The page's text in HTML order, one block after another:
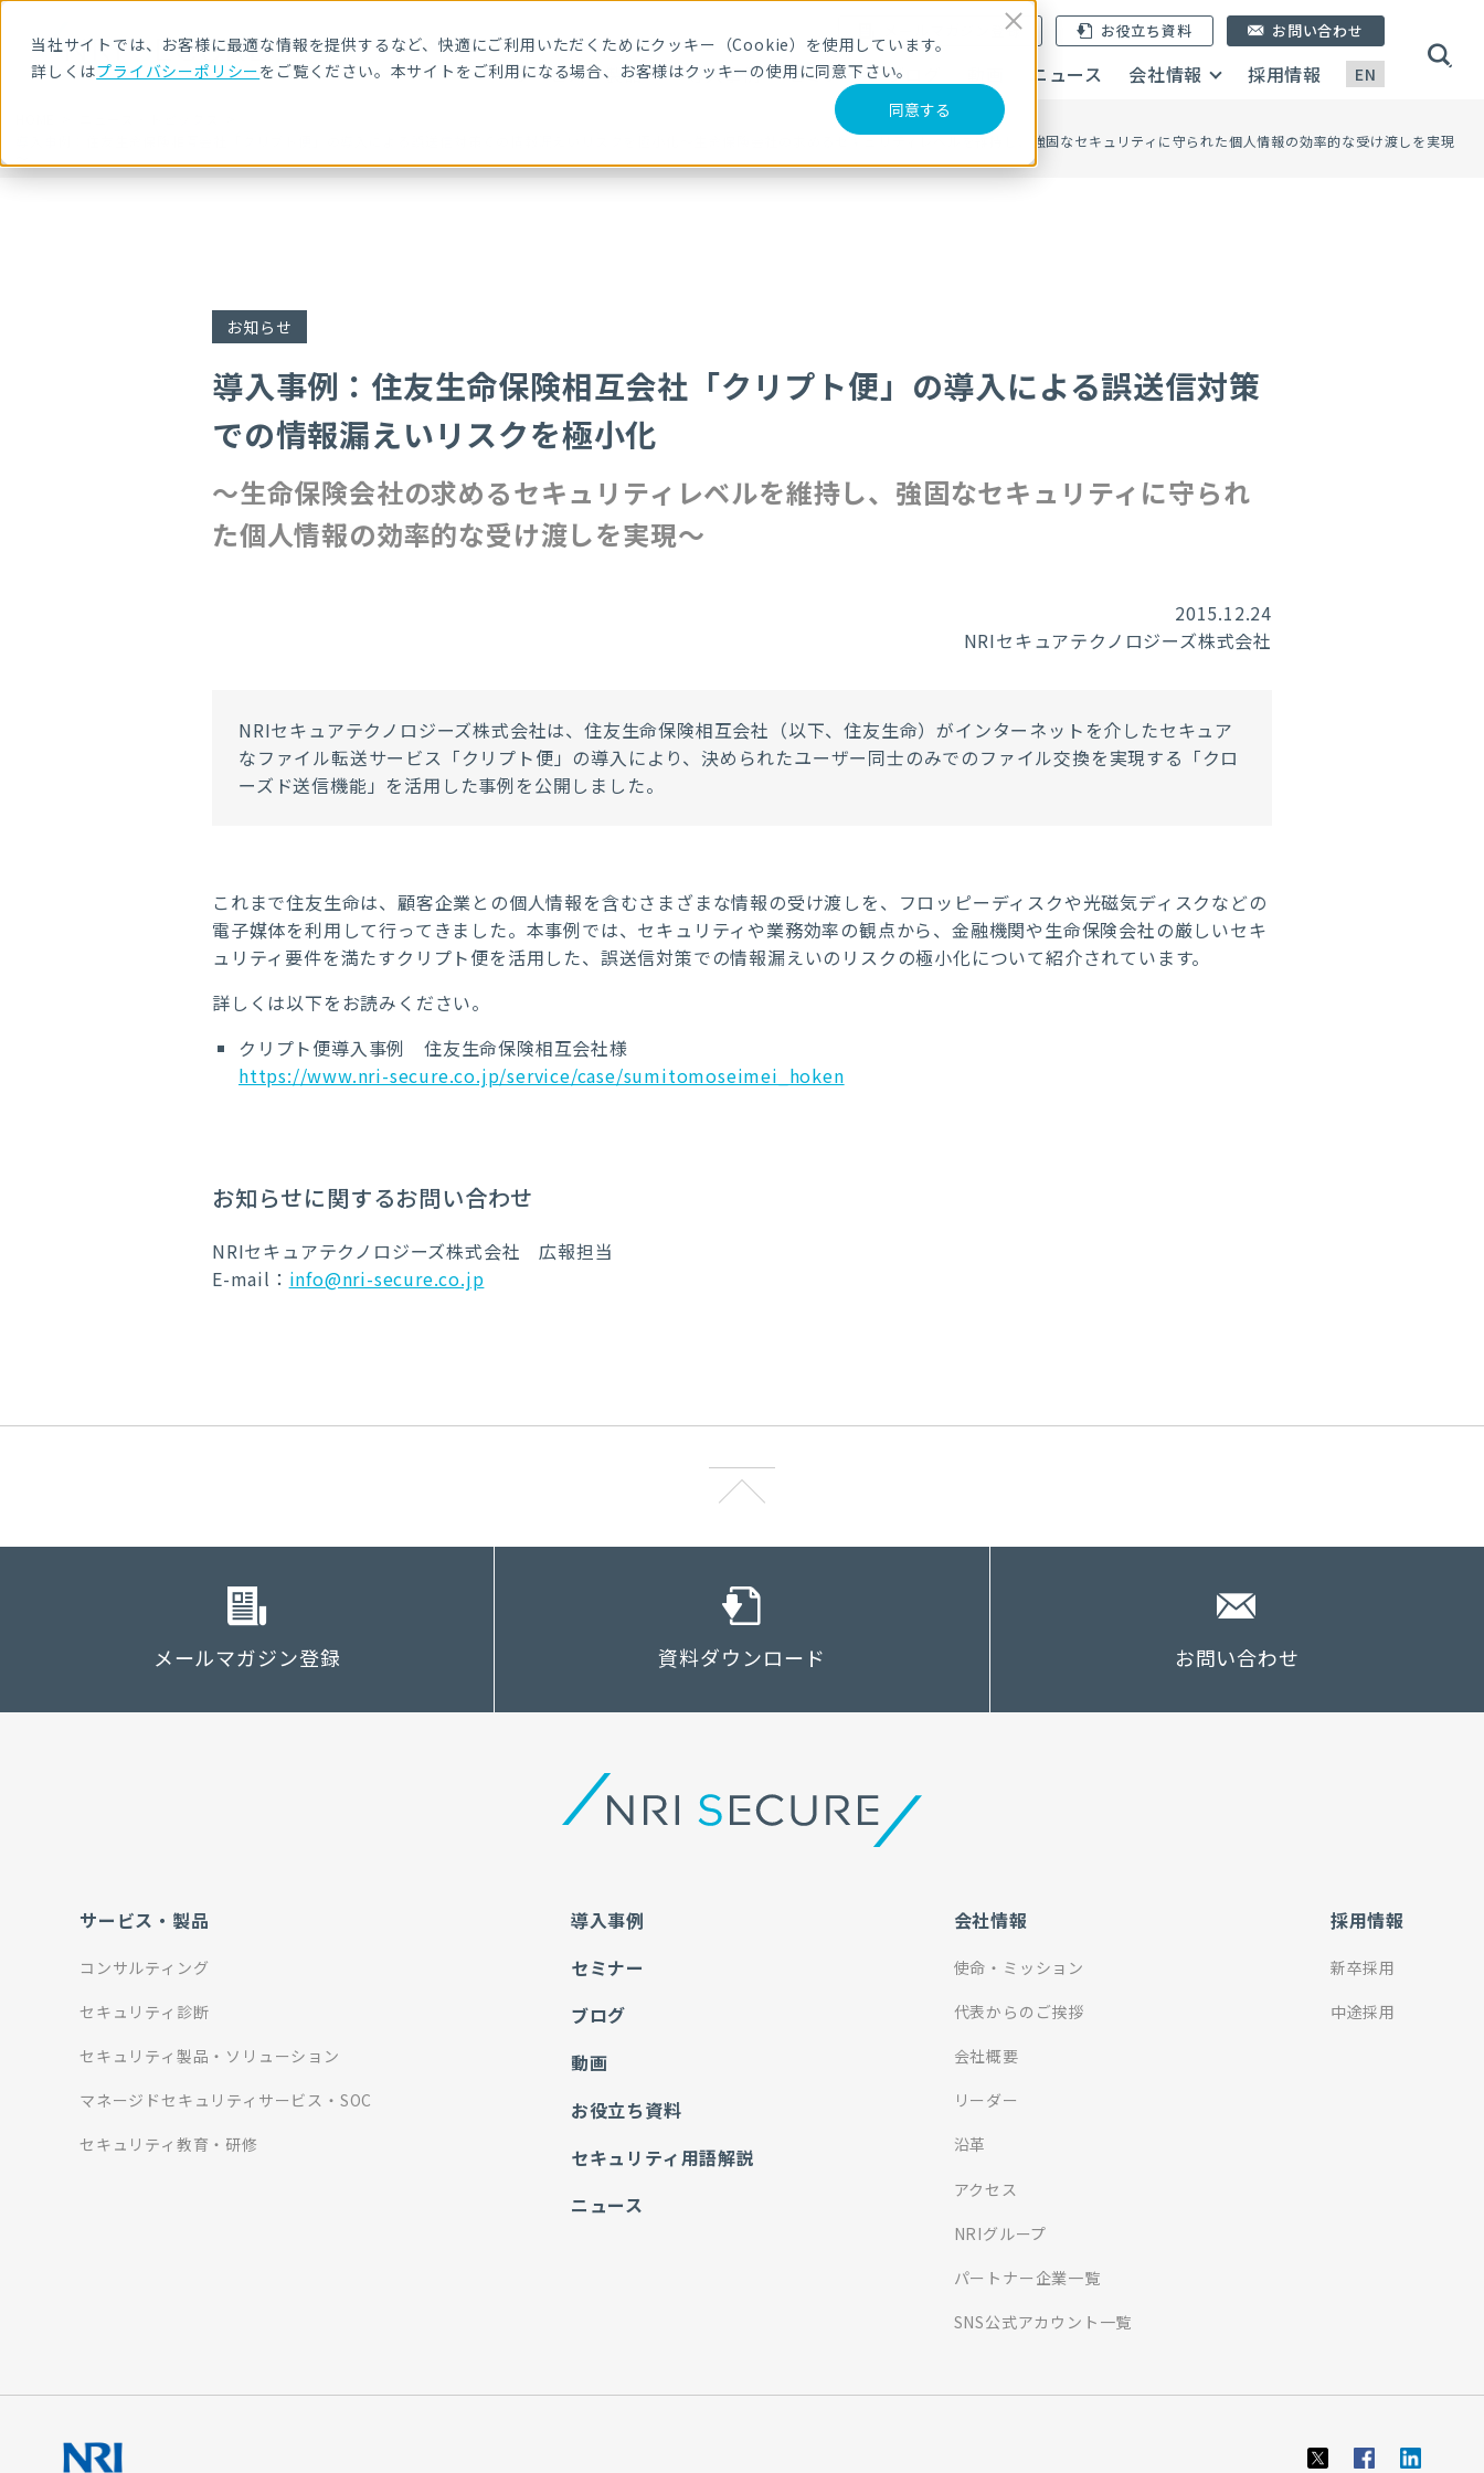
当社サイトでは、お客様に最適な情報を提供するなど、快適にご利用いただくためにクッキー（Cookie）を使用しています。
詳しくはプライバシーポリシーをご覧ください。本サイトをご利用になる場合、お客様はクッキーの使用に同意下さい。
同意する
EN
メールマガジン登録 お役立ち資料
サービス・製品 導入事例 セミナー ブログ ニュース 会社情報 採用情報
お問い合わせ
導入事例：住友生命保険相互会社「クリプト便」の導入による誤送信対策での情報漏えいリスクを極小化～生命保険会社の求めるセキュリティレベルを維持し、強固なセキュリティに守られた個人情報の効率的な受け渡しを実現
お知らせ
導入事例：住友生命保険相互会社「クリプト便」の導入による誤送信対策
での情報漏えいリスクを極小化
～生命保険会社の求めるセキュリティレベルを維持し、強固なセキュリティに守られ
た個人情報の効率的な受け渡しを実現～
2015.12.24
NRIセキュアテクノロジーズ株式会社
NRIセキュアテクノロジーズ株式会社は、住友生命保険相互会社（以下、住友生命）がインターネットを介したセキュア
なファイル転送サービス「クリプト便」の導入により、決められたユーザー同士のみでのファイル交換を実現する「クロ
ーズド送信機能」を活用した事例を公開しました。
これまで住友生命は、顧客企業との個人情報を含むさまざまな情報の受け渡しを、フロッピーディスクや光磁気ディスクなどの
電子媒体を利用して行ってきました。本事例では、セキュリティや業務効率の観点から、金融機関や生命保険会社の厳しいセキ
ュリティ要件を満たすクリプト便を活用した、誤送信対策での情報漏えいのリスクの極小化について紹介されています。
詳しくは以下をお読みください。
クリプト便導入事例 住友生命保険相互会社様
https://www.nri-secure.co.jp/service/case/sumitomoseimei_hoken
お知らせに関するお問い合わせ
NRIセキュアテクノロジーズ株式会社 広報担当
E-mail： info@nri-secure.co.jp
メールマガジン登録 資料ダウンロード お問い合わせ
サービス・製品
コンサルティング
セキュリティ診断
セキュリティ製品・ソリューション
マネージドセキュリティサービス・SOC
セキュリティ教育・研修
導入事例
セミナー
ブログ
動画
お役立ち資料
セキュリティ用語解説
ニュース
会社情報
使命・ミッション
代表からのご挨拶
会社概要
リーダー
沿革
アクセス
NRIグループ
パートナー企業一覧
SNS公式アカウント一覧
採用情報
新卒採用
中途採用